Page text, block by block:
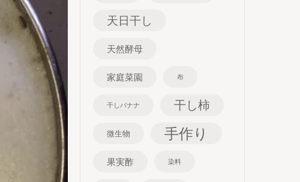
天日干し
天然酵母
家庭菜園 布
干しバナナ 干し柿
微生物 手作り
果実酢 染料